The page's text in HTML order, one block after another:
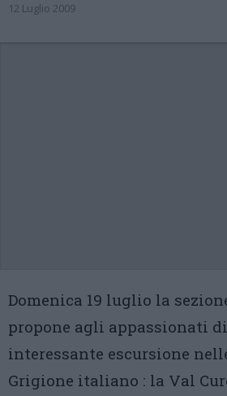
12 Luglio 2009
Domenica 19 luglio la
propone agli appassionati
interessante escursione
Grigione italiano : la Val